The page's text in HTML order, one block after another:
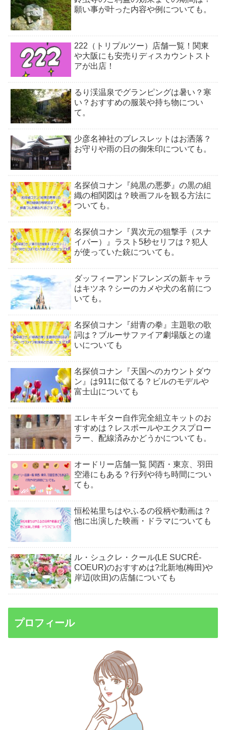
願い事が叶った内容や例についても。
222（トリプルツー）店舗一覧！関東
や大阪にも安売りディスカウントスト
アが出店！
るり渓温泉でグランピングは暑い？寒
い？おすすめの服装や持ち物につい
て。
少彦名神社のブレスレットはお洒落？
お守りや雨の日の御朱印についても。
名探偵コナン『純黒の悪夢』の黒の組
織の相関図は？映画フルを観る方法に
ついても。
名探偵コナン『異次元の狙撃手（スナ
イパー）』ラスト5秒セリフは？犯人
が使っていた銃についても。
ダッフィーアンドフレンズの新キャラ
はキツネ？シーのカメや犬の名前につ
いても。
名探偵コナン『紺青の拳』主題歌の歌
詞は？ブルーサファイア劇場版との違
いについても
名探偵コナン『天国へのカウントダウ
ン』は911に似てる？ビルのモデルや
富士山についても
エレキギター自作完全組立キットのお
すすめは？レスポールやエクスプロー
ラー、配線済みかどうかについても。
オードリー店舗一覧 関西・東京、羽田
空港にもある？行列や待ち時間につい
ても。
恒松祐里ちはやふるの役柄や動画は？
他に出演した映画・ドラマについても
ル・シュクレ・クール(LE SUCRÉ-
COEUR)のおすすめは?北新地(梅田)や
岸辺(吹田)の店舗についても
プロフィール